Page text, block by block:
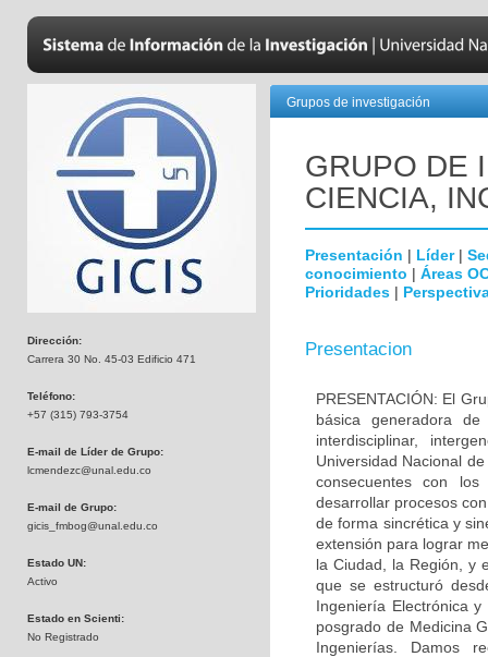
Dirección:
Carrera 30 No. 45-03 Edificio 471
Teléfono:
+57 (315) 793-3754
E-mail de Líder de Grupo:
lcmendezc@unal.edu.co
E-mail de Grupo:
gicis_fmbog@unal.edu.co
Estado UN:
Activo
Estado en Scienti:
No Registrado
Grupos de investigación
GRUPO DE
CIENCIA,
Presentación | Líder|
conocimiento | Áreas
Prioridades |
Presentacion
PRESENTACIÓN: El
básica generadora
interdisciplinar,
Universidad Nacional
consecuentes con
desarrollar procesos
de forma sincrética y
extensión para lograr
la Ciudad, la Región, y
que se estructuró
Ingeniería Electrónica
posgrado de Medicina
Ingenierías. Damos